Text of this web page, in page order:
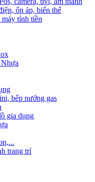
ổn áp, biến thế
tính tiền
bếp nướng gas
gia dụng
trang trí